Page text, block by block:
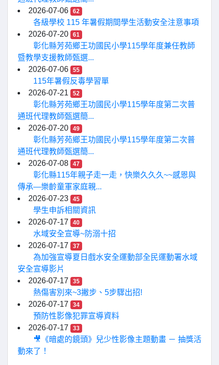
2026-07-06
62
各級學校 115 年暑假期間學生活動安全注意事項
2026-07-20
61
彰化縣芳苑鄉王功國民小學115學年度兼任教師
暨教學支援教師甄選...
2026-07-06
55
115年暑假反毒學習單
2026-07-21
52
彰化縣芳苑鄉王功國民小學115學年度第二次普
通班代理教師甄選簡...
2026-07-20
49
彰化縣芳苑鄉王功國民小學115學年度第二次普
通班代理教師甄選簡...
2026-07-08
47
彰化縣115年親子走一走，快樂久久久~~感恩與
傳承—樂齡童軍家庭親...
2026-07-23
45
學生申訴相關資訊
2026-07-17
40
水域安全宣導~防溺十招
2026-07-17
37
為加強宣導夏日戲水安全運動部全民運動署水域
安全宣導影片
2026-07-17
35
熱傷害別來~3撇步、5步驟出招!
2026-07-17
34
預防性影像犯罪宣導資料
2026-07-17
33
🎥《暗處的鏡頭》兒少性影像主題動畫 － 抽獎活
動來了！